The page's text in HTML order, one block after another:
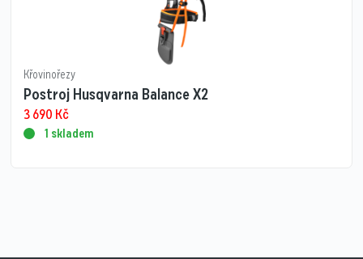
Křovinořezy
Postroj Husqvarna Balance X2
3 690 Kč
1 skladem